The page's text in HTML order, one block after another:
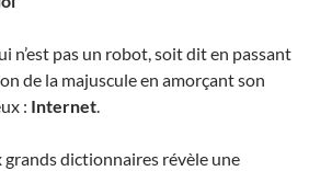
n’est pas un robot, soit dit en passant
de la majuscule en amorçant son
: Internet.
dictionnaires révèle une